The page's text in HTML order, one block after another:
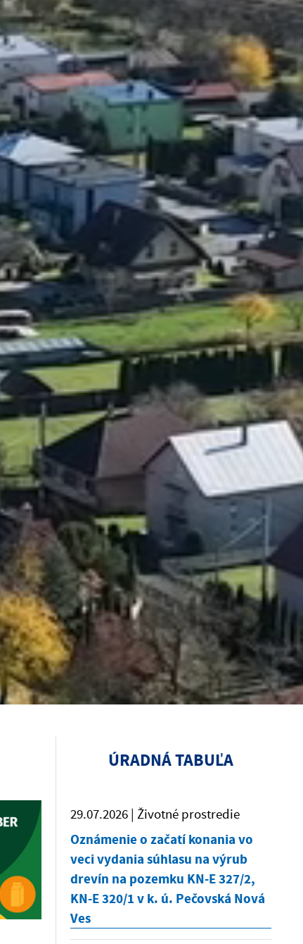
ÚRADNÁ TABUĽA
29.07.2026 | Životné prostredie
Oznámenie o začatí konania vo
veci vydania súhlasu na výrub
drevín na pozemku KN-E 327/2,
KN-E 320/1 v k. ú. Pečovská Nová
Ves